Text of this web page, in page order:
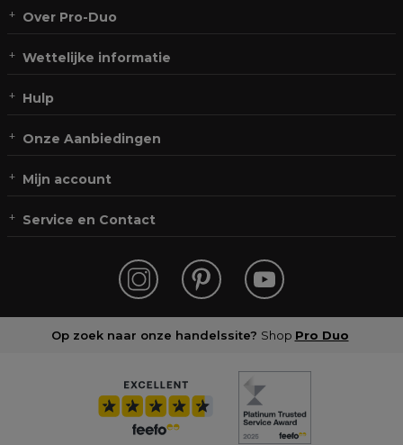
Over Pro-Duo
Wettelijke informatie
Hulp
Onze Aanbiedingen
Mijn account
Service en Contact
Op zoek naar onze handelssite? Shop Pro Duo